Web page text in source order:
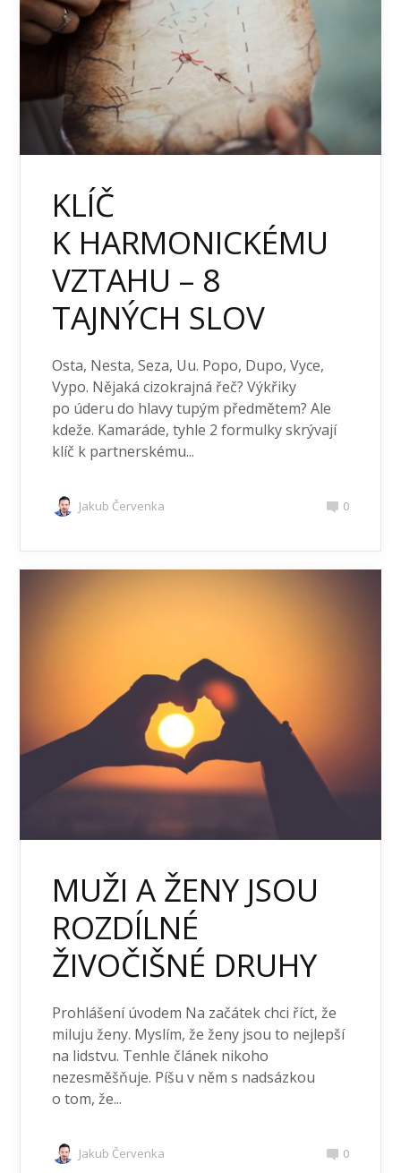
KLÍČ
K HARMONICKÉMU
VZTAHU – 8
TAJNÝCH SLOV
Osta, Nesta, Seza, Uu. Popo, Dupo, Vyce,
Vypo. Nějaká cizokrajná řeč? Výkřiky
po úderu do hlavy tupým předmětem? Ale
kdeže. Kamaráde, tyhle 2 formulky skrývají
klíč k partnerskému...
Jakub Červenka 0
MUŽI A ŽENY JSOU
ROZDÍLNÉ
ŽIVOČIŠNÉ DRUHY
Prohlášení úvodem Na začátek chci říct, že
miluju ženy. Myslím, že ženy jsou to nejlepší
na lidstvu. Tenhle článek nikoho
nezesměšňuje. Píšu v něm s nadsázkou
o tom, že...
Jakub Červenka 0